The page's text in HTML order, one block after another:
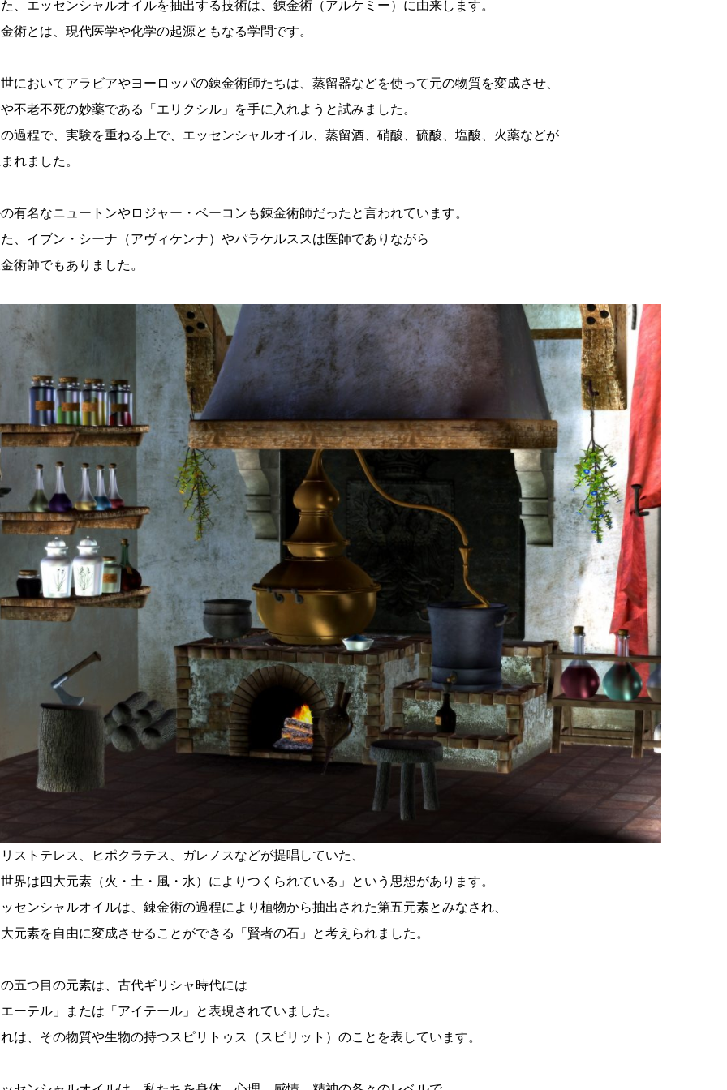
、エッセンシャルオイルを抽出する技術は、錬金術（アルケミー）に由来します。
術とは、現代医学や化学の起源ともなる学問です。
においてアラビアやヨーロッパの錬金術師たちは、蒸留器などを使って元の物質を変成させ、
不老不死の妙薬である「エリクシル」を手に入れようと試みました。
過程で、実験を重ねる上で、エッセンシャルオイル、蒸留酒、硝酸、硫酸、塩酸、火薬などが
れました。
有名なニュートンやロジャー・ベーコンも錬金術師だったと言われています。
、イブン・シーナ（アヴィケンナ）やパラケルススは医師でありながら
術師でもありました。
ストテレス、ヒポクラテス、ガレノスなどが提唱していた、
界は四大元素（火・土・風・水）によりつくられている」という思想があります。
センシャルオイルは、錬金術の過程により植物から抽出された第五元素とみなされ、
元素を自由に変成させることができる「賢者の石」と考えられました。
五つ目の元素は、古代ギリシャ時代には
ーテル」または「アイテール」と表現されていました。
は、その物質や生物の持つスピリトゥス（スピリット）のことを表しています。